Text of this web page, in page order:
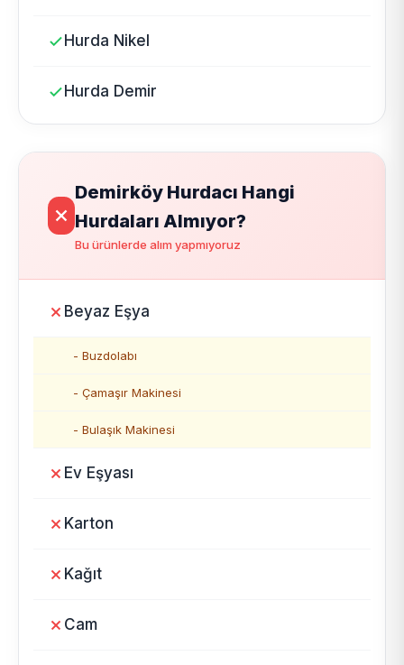
Hurda Nikel
Hurda Demir
Demirköy Hurdacı Hangi
Hurdaları Almıyor?
Bu ürünlerde alım yapmıyoruz
Beyaz Eşya
- Buzdolabı
- Çamaşır Makinesi
- Bulaşık Makinesi
Ev Eşyası
Karton
Kağıt
Cam